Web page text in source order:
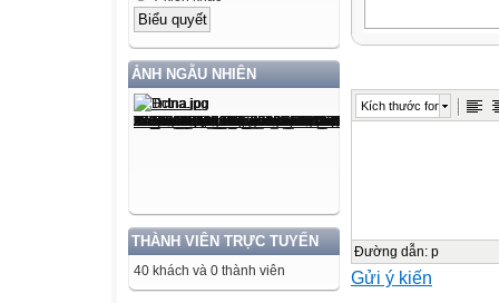
ẢNH NGẪU NHIÊN
THÀNH VIÊN TRỰC TUYẾN
40 khách và 0 thành viên
Bài 7 (Tr. 60)
Kích thước font
Đường dẫn: p
Gửi ý kiến